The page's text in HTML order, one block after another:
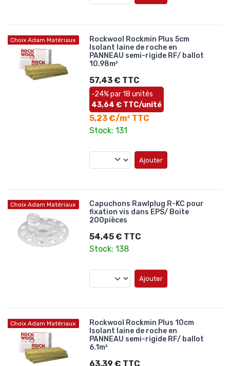
Choix Adam Matériaux
Rockwool Rockmin Plus 5cm
Isolant laine de roche en
PANNEAU semi-rigide RF/ ballot
10.98m²
57,43 € TTC
-24% par 18 unités
43,64 € TTC/unité
5,23 €/m² TTC
Stock: 131
Ajouter
Choix Adam Matériaux
Capuchons Rawlplug R-KC pour
fixation vis dans EPS/ Boite
200pièces
54,45 € TTC
Stock: 138
Ajouter
Choix Adam Matériaux
Rockwool Rockmin Plus 10cm
Isolant laine de roche en
PANNEAU semi-rigide RF/ ballot
6.1m²
63,39 € TTC